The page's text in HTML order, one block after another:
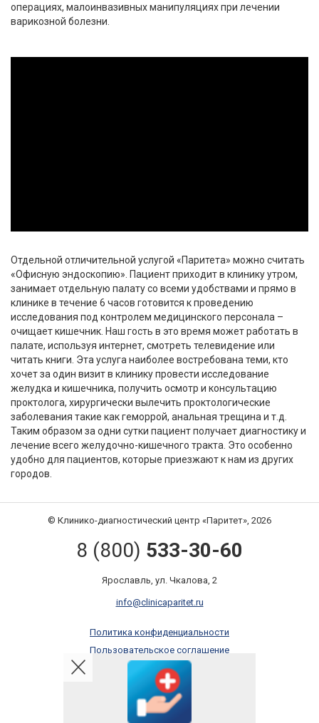
операциях, малоинвазивных манипуляциях при лечении
варикозной болезни.
Отдельной отличительной услугой «Паритета» можно считать
«Офисную эндоскопию». Пациент приходит в клинику утром,
занимает отдельную палату со всеми удобствами и прямо в
клинике в течение 6 часов готовится к проведению
исследования под контролем медицинского персонала –
очищает кишечник. Наш гость в это время может работать в
палате, используя интернет, смотреть телевидение или
читать книги. Эта услуга наиболее востребована теми, кто
хочет за один визит в клинику провести исследование
желудка и кишечника, получить осмотр и консультацию
проктолога, хирургически вылечить проктологические
заболевания такие как геморрой, анальная трещина и т.д.
Таким образом за одни сутки пациент получает диагностику и
лечение всего желудочно-кишечного тракта. Это особенно
удобно для пациентов, которые приезжают к нам из других
городов.
© Клинико-диагностический центр «Паритет», 2026
8 (800) 533-30-60
Ярославль, ул. Чкалова, 2
info@clinicaparitet.ru
Политика конфиденциальности
Пользовательское соглашение
Правила оказания платных услуг
Онлайн запись